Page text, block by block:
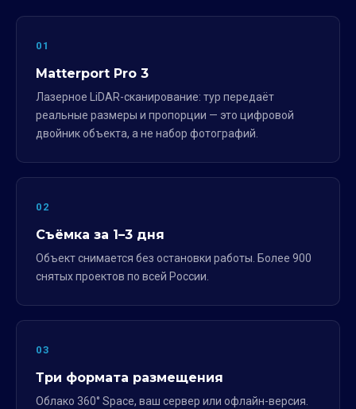
01
Matterport Pro 3
Лазерное LiDAR-сканирование: тур передаёт
реальные размеры и пропорции — это цифровой
двойник объекта, а не набор фотографий.
02
Съёмка за 1–3 дня
Объект снимается без остановки работы. Более 900
снятых проектов по всей России.
03
Три формата размещения
Облако 360° Space, ваш сервер или офлайн-версия.